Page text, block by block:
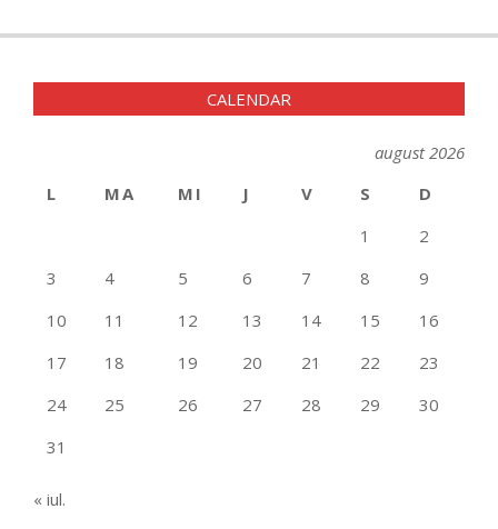
CALENDAR
august 2026
L
MA MI J V S
D
1
2
3
4 5 6 7 8
9
10
11 12 13 14 15
16
17
18 19 20 21 22
23
24
25 26 27 28 29
30
31
« iul.